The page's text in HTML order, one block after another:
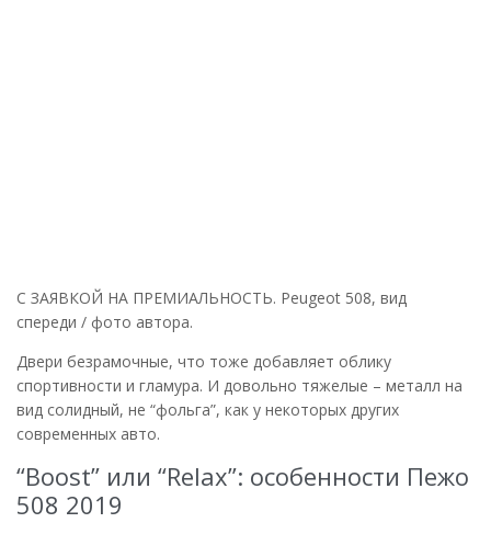
С ЗАЯВКОЙ НА ПРЕМИАЛЬНОСТЬ. Peugeot 508, вид
спереди / фото автора.
Двери безрамочные, что тоже добавляет облику
спортивности и гламура. И довольно тяжелые – металл на
вид солидный, не “фольга”, как у некоторых других
современных авто.
“Boost” или “Relax”: особенности Пежо
508 2019